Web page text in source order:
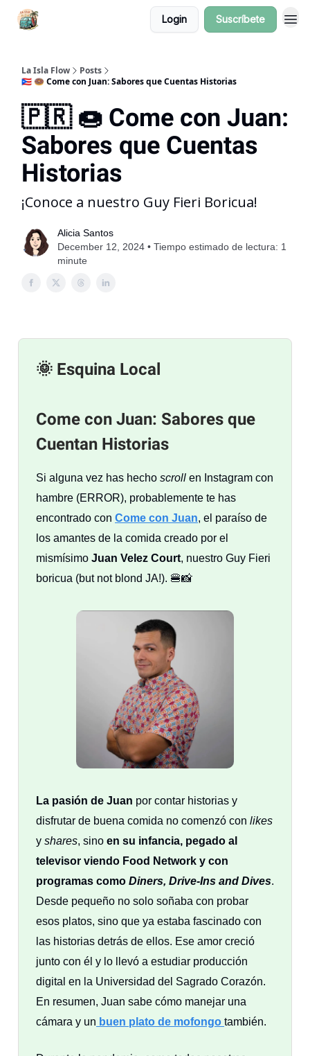
Login Suscríbete
La Isla Flow
Posts
🇵🇷 🍩 Come con Juan: Sabores que Cuentas Historias
🇵🇷 🍩 Come con Juan:
Sabores que Cuentas
Historias
¡Conoce a nuestro Guy Fieri Boricua!
Alicia Santos
December 12, 2024 • Tiempo estimado de lectura: 1
minute
🌞 Esquina Local
Come con Juan: Sabores que
Cuentan Historias
Si alguna vez has hecho scroll en Instagram con
hambre (ERROR), probablemente te has
encontrado con Come con Juan, el paraíso de
los amantes de la comida creado por el
mismísimo Juan Velez Court, nuestro Guy Fieri
boricua (but not blond JA!). 🍔📸
La pasión de Juan por contar historias y
disfrutar de buena comida no comenzó con likes
y shares, sino en su infancia, pegado al
televisor viendo Food Network y con
programas como Diners, Drive-Ins and Dives.
Desde pequeño no solo soñaba con probar
esos platos, sino que ya estaba fascinado con
las historias detrás de ellos. Ese amor creció
junto con él y lo llevó a estudiar producción
digital en la Universidad del Sagrado Corazón.
En resumen, Juan sabe cómo manejar una
cámara y un buen plato de mofongo también.